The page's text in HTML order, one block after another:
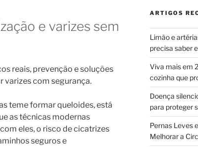
e varizes sem
reais, prevenção e soluções
varizes com segurança.
teme formar queloides, está
as técnicas modernas
eles, o risco de cicatrizes
seguros e
ARTIGOS
Limão e
precisa saber
Viva mais em
cozinha que
Doença
para proteger
Pernas Leves
Melhorar a